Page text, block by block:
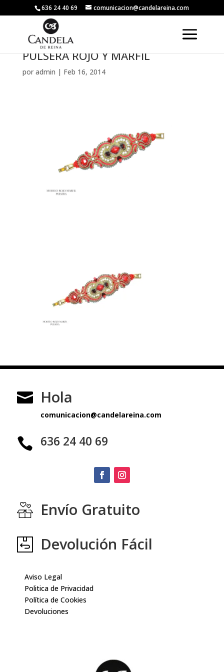
636 24 40 69 comunicacion@candelareina.com
PULSERA ROJO Y MARFIL
por admin | Feb 16, 2014
 Hola
comunicacion@candelareina.com
 636 24 40 69
Envío Gratuito
Devolución Fácil
Aviso Legal
Politica de Privacidad
Política de Cookies
Devoluciones